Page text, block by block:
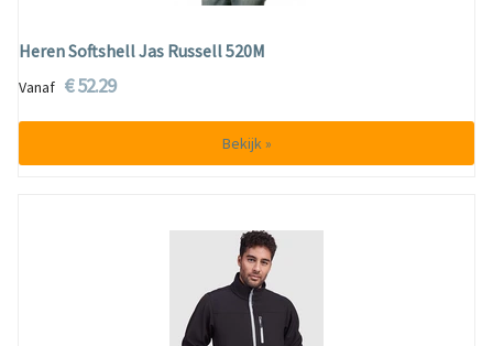
Heren Softshell Jas Russell 520M
Vanaf € 52.29
Bekijk »